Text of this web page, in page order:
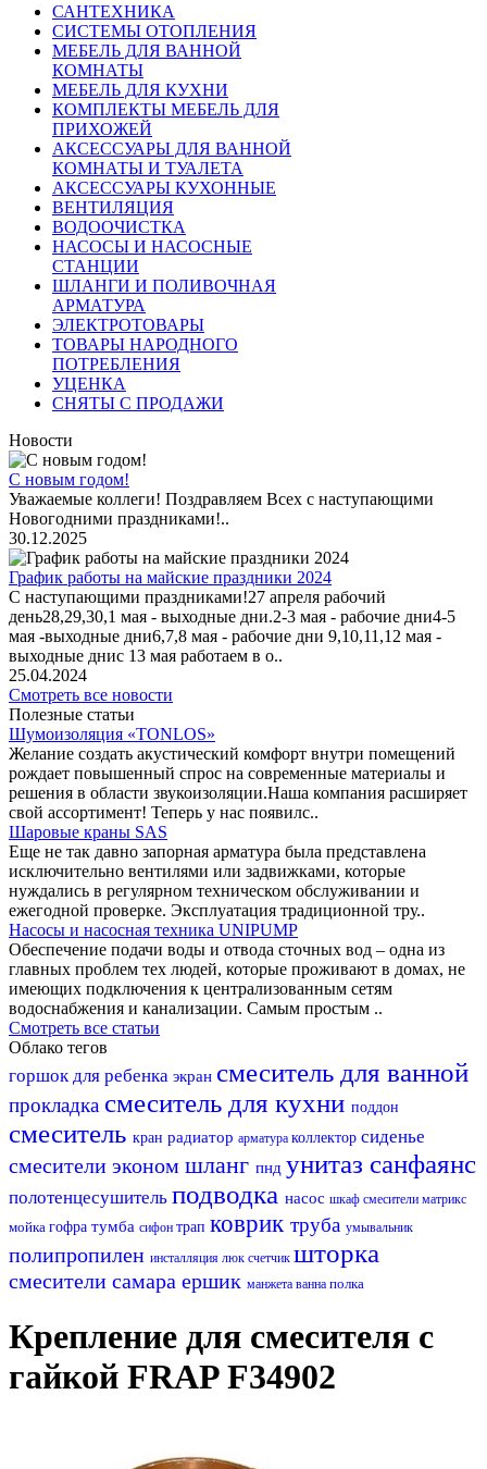
САНТЕХНИКА
СИСТЕМЫ ОТОПЛЕНИЯ
МЕБЕЛЬ ДЛЯ ВАННОЙ
КОМНАТЫ
МЕБЕЛЬ ДЛЯ КУХНИ
КОМПЛЕКТЫ МЕБЕЛЬ ДЛЯ
ПРИХОЖЕЙ
АКСЕССУАРЫ ДЛЯ ВАННОЙ
КОМНАТЫ И ТУАЛЕТА
АКСЕССУАРЫ КУХОННЫЕ
ВЕНТИЛЯЦИЯ
ВОДООЧИСТКА
НАСОСЫ И НАСОСНЫЕ
СТАНЦИИ
ШЛАНГИ И ПОЛИВОЧНАЯ
АРМАТУРА
ЭЛЕКТРОТОВАРЫ
ТОВАРЫ НАРОДНОГО
ПОТРЕБЛЕНИЯ
УЦЕНКА
СНЯТЫ С ПРОДАЖИ
Новости
С новым годом!
Уважаемые коллеги! Поздравляем Всех с наступающими
Новогодними праздниками!..
30.12.2025
График работы на майские праздники 2024
С наступающими праздниками!27 апреля рабочий
день28,29,30,1 мая - выходные дни.2-3 мая - рабочие дни4-5
мая -выходные дни6,7,8 мая - рабочие дни 9,10,11,12 мая -
выходные днис 13 мая работаем в о..
25.04.2024
Смотреть все новости
Полезные статьи
Шумоизоляция «TONLOS»
Желание создать акустический комфорт внутри помещений
рождает повышенный спрос на современные материалы и
решения в области звукоизоляции.Наша компания расширяет
свой ассортимент! Теперь у нас появилс..
Шаровые краны SAS
Еще не так давно запорная арматура была представлена
исключительно вентилями или задвижками, которые
нуждались в регулярном техническом обслуживании и
ежегодной проверке. Эксплуатация традиционной тру..
Насосы и насосная техника UNIPUMP
Обеспечение подачи воды и отвода сточных вод – одна из
главных проблем тех людей, которые проживают в домах, не
имеющих подключения к централизованным сетям
водоснабжения и канализации. Самым простым ..
Смотреть все статьи
Облако тегов
горшок для ребенка экран смеситель для ванной
прокладка смеситель для кухни поддон
смеситель кран радиатор арматура коллектор сиденье
смесители эконом шланг пнд унитаз санфаянс
полотенцесушитель подводка насос шкаф смесители матрикс
мойка гофра тумба сифон трап коврик труба умывальник
полипропилен инсталляция люк счетчик шторка
смесители самара ершик манжета ванна полка
Крепление для смесителя с
гайкой FRAP F34902